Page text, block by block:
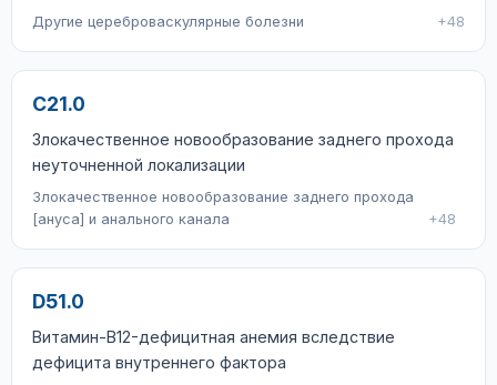
Другие цереброваскулярные болезни +48
C21.0
Злокачественное новообразование заднего прохода
неуточненной локализации
Злокачественное новообразование заднего прохода
[ануса] и анального канала
+48
D51.0
Витамин-B12-дефицитная анемия вследствие
дефицита внутреннего фактора